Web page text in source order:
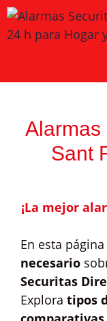
Saltar
al
contenido
Alarmas
Sant
¡La mejor
En esta
necesario
Securitas
Explora tipos